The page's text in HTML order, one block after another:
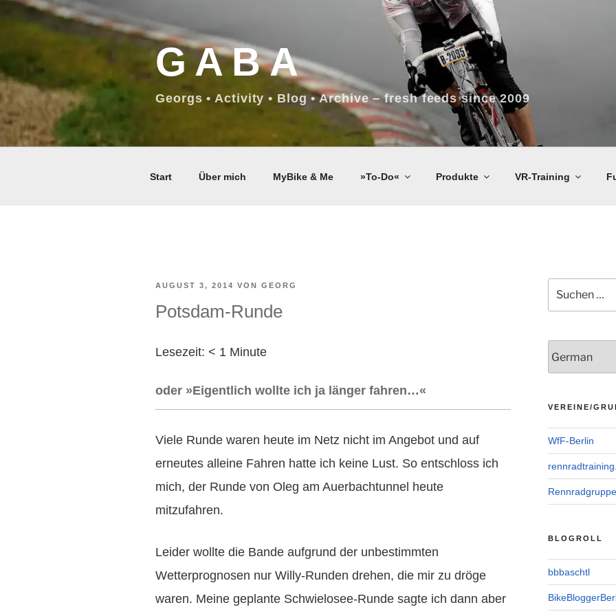
GABA
Georgs • Activity • Blog • Archive – fresh feeds since 2009
Start Über mich MyBike & Me »To-Do« Produkte VR-Training
VERÖFFENTLICHT
AM
AUGUST 3, 2014 VON GEORG
Potsdam-Runde
Lesezeit: < 1 Minute
oder »Eigentlich wollte ich ja länger fahren…«
Viele Runde waren heute im Netz nicht im Angebot und auf
erneutes alleine Fahren hatte ich keine Lust. So entschloss ich
mich, der Runde von Oleg am Auerbachtunnel heute
mitzufahren.
Leider wollte die Bande aufgrund der unbestimmten
Wetterprognosen nur Willy-Runden drehen, die mir zu dröge
waren. Meine geplante Schwielosee-Runde sagte ich dann aber
nach:
VEREINE/
WfF-Berlin
Rennradgruppe
BLOGROLL
bbbaschtl